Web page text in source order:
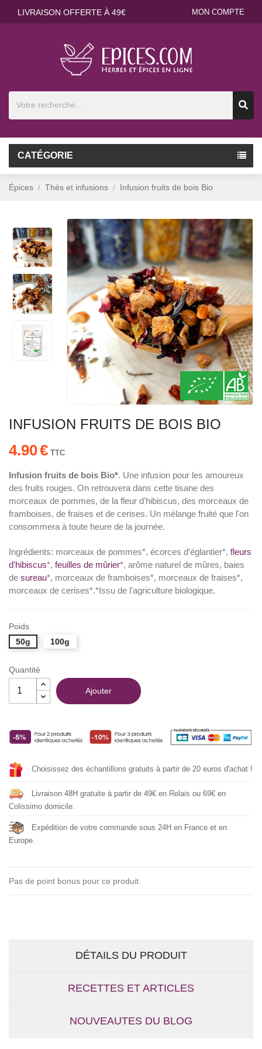
LIVRAISON OFFERTE À 49€ MON COMPTE
CATÉGORIE
Épices Thés et infusions Infusion fruits de bois Bio
INFUSION FRUITS DE BOIS BIO
4.90€ TTC
Infusion fruits de bois Bio*. Une infusion pour les amoureux
des fruits rouges. On retrouvera dans cette tisane des
morceaux de pommes, de la fleur d'hibiscus, des morceaux de
framboises, de fraises et de cerises. Un mélange fruité que l'on
consommera à toute heure de la journée.
Ingrédients: morceaux de pommes*, écorces d'églantier*, fleurs
d'hibiscus*, feuilles de mûrier*, arôme naturel de mûres, baies
de sureau*, morceaux de framboises*, morceaux de fraises*,
morceaux de cerises*.*Issu de l'agriculture biologique.
Poids
50g
100g
Quantité
Ajouter
Choisissez des échantillons gratuits à partir de 20 euros d'achat !
Livraison 48H gratuite à partir de 49€ en Relais ou 69€ en
Colissimo domicile.
Expédition de votre commande sous 24H en France et en
Europe.
Pas de point bonus pour ce produit.
DÉTAILS DU PRODUIT
RECETTES ET ARTICLES
NOUVEAUTES DU BLOG